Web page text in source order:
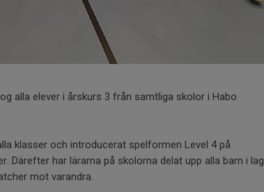
alla elever i årskurs 3 från samtliga skolor i Habo
klasser och introducerat spelformen Level 4 på
Därefter har lärarna på skolorna delat upp alla barn i lag
mot varandra.